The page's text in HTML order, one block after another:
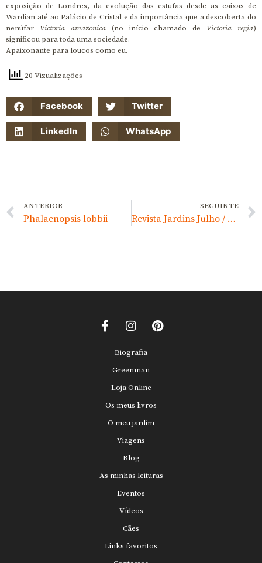
exposição de Londres, da evolução das estufas desde as caixas de
Wardian até ao Palácio de Cristal e da importância que a descoberta do
nenúfar Victoria amazonica(no início chamado de Victoria regia)
significou para toda uma sociedade.
Apaixonante para loucos como eu.
20 Vizualizações
Facebook Twitter
LinkedIn WhatsApp
ANTERIOR
Phalaenopsis lobbii
SEGUINTE
Revista Jardins Julho / Agosto 2014
Biografia
Greenman
Loja Online
Os meus livros
O meu jardim
Viagens
Blog
As minhas leituras
Eventos
Vídeos
Cães
Links favoritos